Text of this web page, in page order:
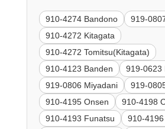
910-4274 Bandono
919-
910-4272 Kitagata
910-4272 Tomitsu(Kitagata)
910-4123 Banden
919-0623
919-0806 Miyadani
919-
910-4195 Onsen
910-4198
910-4193 Funatsu
910-